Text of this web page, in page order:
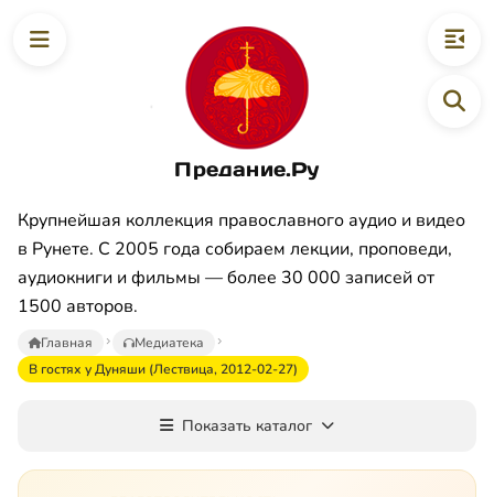
Предание.Ру
Крупнейшая коллекция православного аудио и видео
в Рунете. С 2005 года собираем лекции, проповеди,
аудиокниги и фильмы — более 30 000 записей от
1500 авторов.
Главная
Медиатека
В гостях у Дуняши (Лествица, 2012-02-27)
Показать каталог